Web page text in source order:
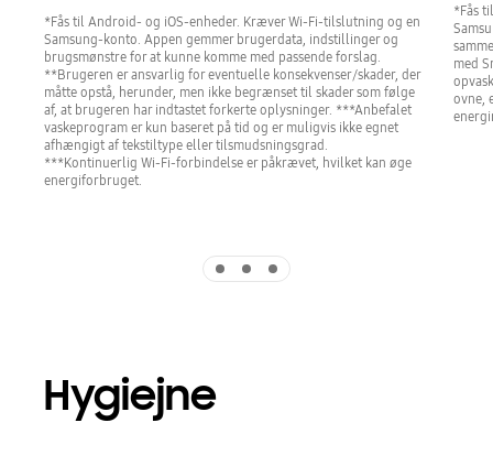
*Fås til Android- og iOS-enheder. Kræver Wi-Fi-tilslutning og en
Samsung-konto. Appen gemmer brugerdata, indstillinger og
brugsmønstre for at kunne komme med passende forslag.
**Brugeren er ansvarlig for eventuelle konsekvenser/skader, der
måtte opstå, herunder, men ikke begrænset til skader som følge
af, at brugeren har indtastet forkerte oplysninger. ***Anbefalet
vaskeprogram er kun baseret på tid og er muligvis ikke egnet
afhængigt af tekstiltype eller tilsmudsningsgrad.
***Kontinuerlig Wi-Fi-forbindelse er påkrævet, hvilket kan øge
energiforbruget.
*Fås
med
ovne,
Hygiejne